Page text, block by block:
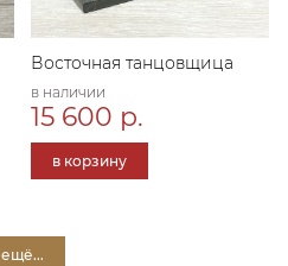
Восточная танцовщица
в наличии
15 600 р.
в корзину
ещё...